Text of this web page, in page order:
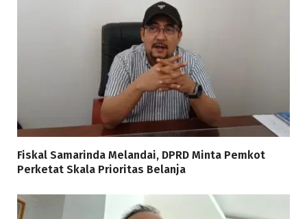
Fiskal Samarinda Melandai, DPRD Minta Pemkot
Perketat Skala Prioritas Belanja